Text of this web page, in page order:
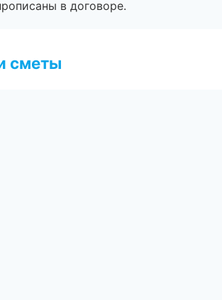
в договоре.
сметы